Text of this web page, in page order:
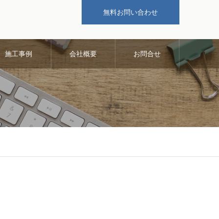
無料お問い合わせ
施工事例 会社概要 お問合せ